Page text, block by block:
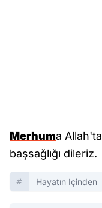
Merhuma
başsağlığı dileriz.
Hayatın Içinden